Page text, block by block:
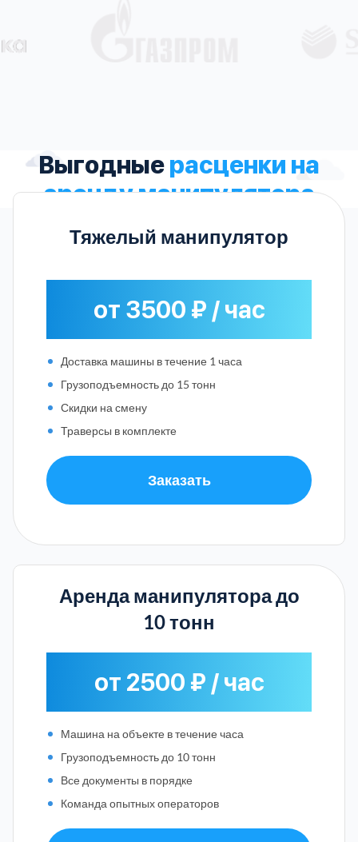
Выгодныерасценки на
аренду манипулятора
Тяжелый манипулятор
от 3500 ₽ / час
Доставка машины в течение 1 часа
Грузоподъемность до 15 тонн
Скидки на смену
Траверсы в комплекте
Заказать
Аренда манипулятора до
10 тонн
от 2500 ₽ / час
Машина на объекте в течение часа
Грузоподъемность до 10 тонн
Все документы в порядке
Команда опытных операторов